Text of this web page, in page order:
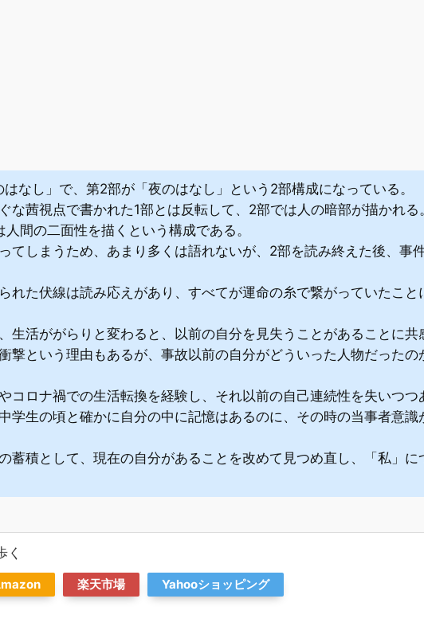
はなし」で、第2部が「夜のはなし」という2部構成になっている。
な茜視点で書かれた1部とは反転して、2部では人の暗部が描かれる
人間の二面性を描くという構成である。
てしまうため、あまり多くは語れないが、2部を読み終えた後、事
れた伏線は読み応えがあり、すべてが運命の糸で繋がっていたこと
生活ががらりと変わると、以前の自分を見失うことがあることに共
撃という理由もあるが、事故以前の自分がどういった人物だった
コロナ禍での生活転換を経験し、それ以前の自己連続性を失いつつ
学生の頃と確かに自分の中に記憶はあるのに、その時の当事者意
蓄積として、現在の自分があることを改めて見つめ直し、「私」
く
楽天市場 Yahooショッピング